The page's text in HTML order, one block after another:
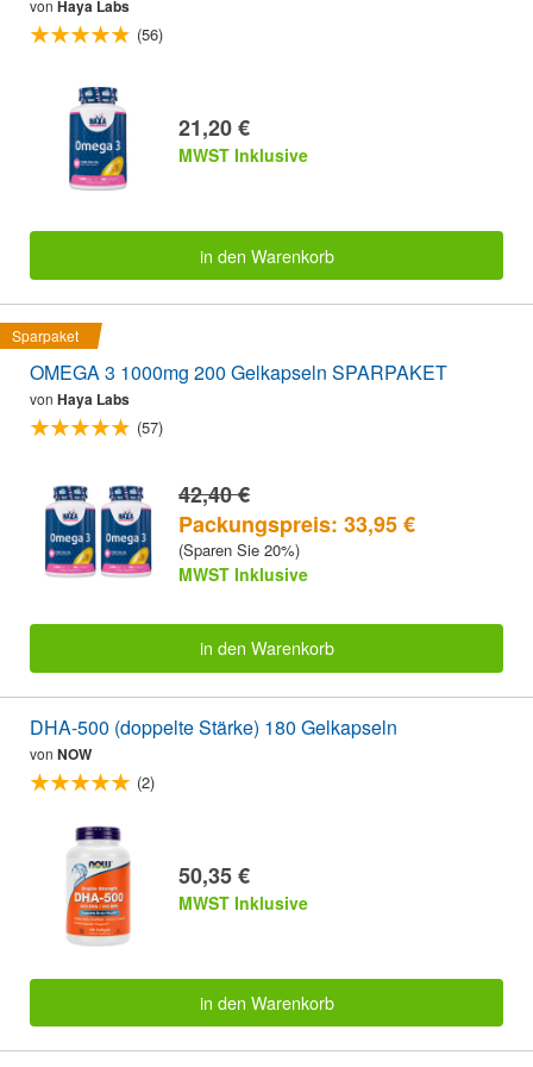
von Haya Labs
(56)
21,20 €
MWST Inklusive
in den Warenkorb
Sparpaket
OMEGA 3 1000mg 200 Gelkapseln SPARPAKET
von Haya Labs
(57)
42,40 €
Packungspreis: 33,95 €
(Sparen Sie 20%)
MWST Inklusive
in den Warenkorb
DHA-500 (doppelte Stärke) 180 Gelkapseln
von NOW
(2)
50,35 €
MWST Inklusive
in den Warenkorb